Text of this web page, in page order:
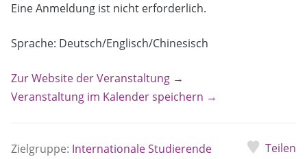
Eine Anmeldung ist nicht erforderlich.
Sprache: Deutsch/Englisch/Chinesisch
Zur Website der Veranstaltung →
Veranstaltung im Kalender speichern →
Zielgruppe: Internationale Studierende
Teilen